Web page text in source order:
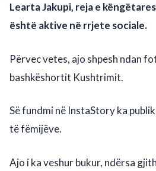
Learta Jakupi, reja e
është aktive në rrjete sociale.
Përvec vetes, ajo shpesh ndan
bashkëshortit Kushtrimit.
Së fundmi në InstaStory ka
të fëmijëve.
Ajo i ka veshur bukur, ndërsa